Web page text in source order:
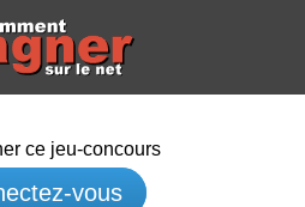
ce jeu-concours
vous